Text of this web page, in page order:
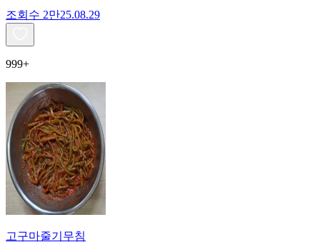
조회수 2만25.08.29
999+
고구마줄기무침